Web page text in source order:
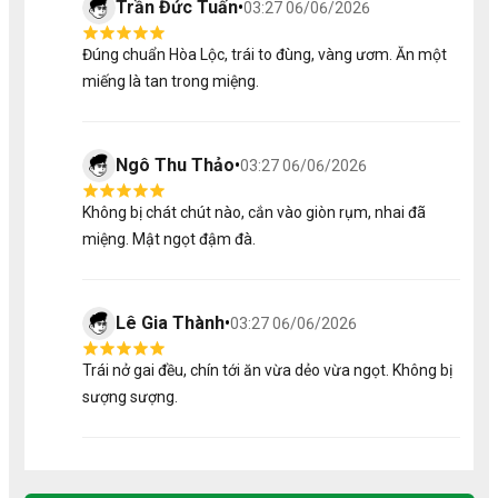
2/ Dịch Vụ Đi Kèm
mang đến trải nghiệm dịch vụ trọn vẹn cho khách hàng:
Tặng thiệp chúc theo mong muốn
Phối màu hoa theo yêu cầu
Bảo hành trái cây trong 24 giờ
Giao nhanh, đúng giờ
Trần Đức Tuấn•03:27 06/06/2026
Đúng chuẩn Hòa Lộc, trái to đùng, vàng ươm. Ăn một
miếng là tan trong miệng.
Ngô Thu Thảo•03:27 06/06/2026
Không bị chát chút nào, cắn vào giòn rụm, nhai đã
miệng. Mật ngọt đậm đà.
Lê Gia Thành•03:27 06/06/2026
Trái nở gai đều, chín tới ăn vừa dẻo vừa ngọt. Không bị
sượng sượng.